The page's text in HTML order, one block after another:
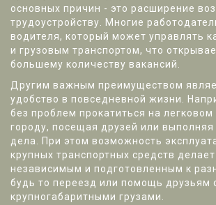
основных причин - это расширение
трудоустройству. Многие
водителя, который может управлять
и грузовым транспортом, что
большему количеству вакансий.
Другим важным преимуществом
удобство в повседневной жизни.
без проблем прокатиться на
городу, посещая друзей или
дела. При этом возможность
крупных транспортных средств
независимым и подготовленным к
будь то переезд или помощь друзьям
крупногабаритными грузами.